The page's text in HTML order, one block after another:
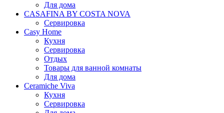
Для дома
CASAFINA BY COSTA NOVA
Сервировка
Casy Home
Кухня
Сервировка
Отдых
Товары для ванной комнаты
Для дома
Ceramiche Viva
Кухня
Сервировка